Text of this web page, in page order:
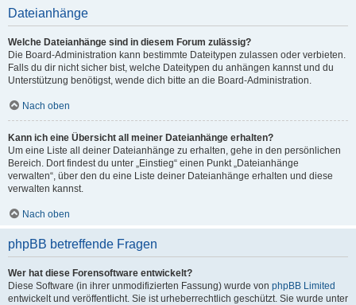
Dateianhänge
Welche Dateianhänge sind in diesem Forum zulässig?
Die Board-Administration kann bestimmte Dateitypen zulassen oder verbieten.
Falls du dir nicht sicher bist, welche Dateitypen du anhängen kannst und du
Unterstützung benötigst, wende dich bitte an die Board-Administration.
Nach oben
Kann ich eine Übersicht all meiner Dateianhänge erhalten?
Um eine Liste all deiner Dateianhänge zu erhalten, gehe in den persönlichen
Bereich. Dort findest du unter „Einstieg“ einen Punkt „Dateianhänge
verwalten“, über den du eine Liste deiner Dateianhänge erhalten und diese
verwalten kannst.
Nach oben
phpBB betreffende Fragen
Wer hat diese Forensoftware entwickelt?
Diese Software (in ihrer unmodifizierten Fassung) wurde von phpBB Limited
entwickelt und veröffentlicht. Sie ist urheberrechtlich geschützt. Sie wurde unter